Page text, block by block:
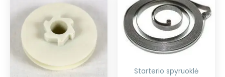
Starterio spyruoklė